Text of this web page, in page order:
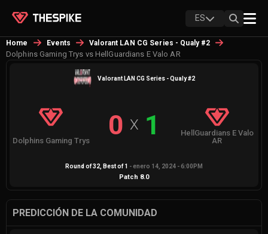
ES
Home Events Valorant LAN CG Series - Qualy #2
Dolphins Gaming Trys vs HellGuardians E Valo AR
Valorant LAN CG Series - Qualy #2
Dolphins Gaming Trys 0 X 1
HellGuardians E Valo
AR
Round of 32 , Best of1 - enero 14, 2024 - 6:00PM
Patch 8.0
PREDICCIÓN DE LA COMUNIDAD